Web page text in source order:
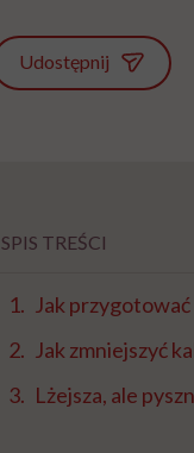
Udostępnij
SPIS TREŚCI
Jak
Jak zmniejszyć
Lżejsza, ale